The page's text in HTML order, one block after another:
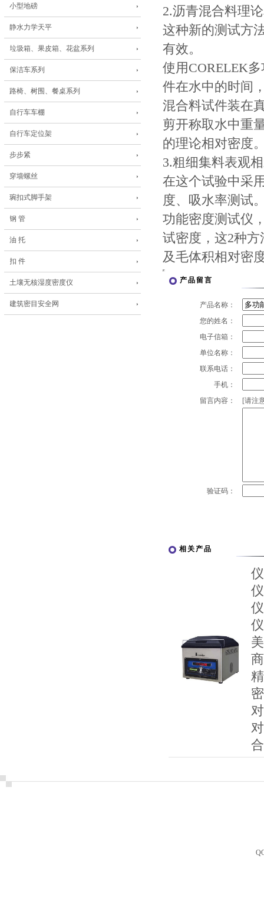
小型地磅
静水力学天平
垃圾箱、果皮箱、花盆系列
保洁车系列
路椅、树围、餐桌系列
自行车车棚
自行车定位架
步步紧
穿墙螺丝
琬扣式脚手架
钢 管
油 托
扣 件
土壤无核湿度密度仪
建筑密目安全网
2.沥青混合料理
这种新的测试方
有效。
使用CORELEK
件在水中的时间
混合料试件装在
剪开称取水中重
的理论相对密度
3.粗细集料表观
在这个试验中采
度、吸水率测试
功能密度测试仪
试密度，这2种
及毛体积相对密
产品留言
产品名称：
您的姓名：
电子信箱：
单位名称：
联系电话：
手机：
留言内容：
[请注
验证码：
相关产品